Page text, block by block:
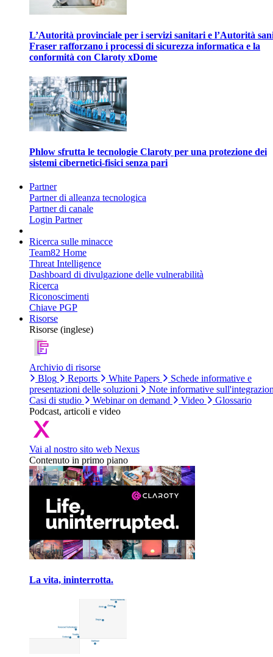
L’Autorità provinciale per i servizi sanitari e l’Autorità
Fraser rafforzano i processi di sicurezza informatica e la
conformità con Claroty xDome
Phlow sfrutta le tecnologie Claroty per una protezione dei
sistemi cibernetici-fisici senza pari
Partner
Partner di alleanza tecnologica
Partner di canale
Login Partner
Ricerca sulle minacce
Team82 Home
Threat Intelligence
Dashboard di divulgazione delle vulnerabilità
Ricerca
Riconoscimenti
Chiave PGP
Risorse
Risorse (inglese)
Archivio di risorse
Blog
Reports White Papers
Schede informative e
presentazioni delle soluzioni
Note informative
Casi di studio
Webinar on demand Video
Glossario
Podcast, articoli e video
Vai al nostro sito web Nexus
Contenuto in primo piano
La vita, ininterrotta.